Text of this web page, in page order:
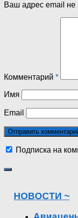
Ваш адрес email не
Комментарий *
Имя
Email
Подписка на
НОВОСТИ ~